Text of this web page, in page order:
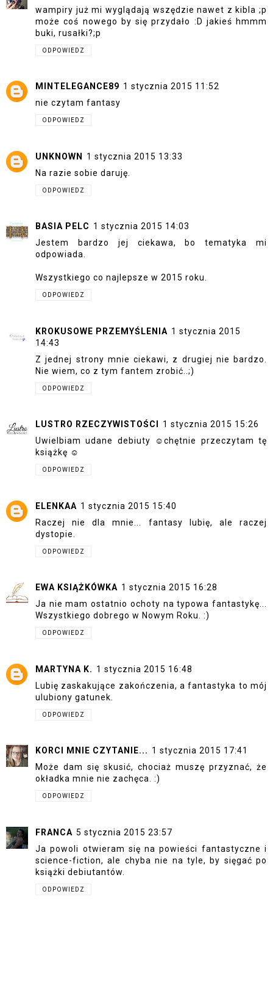
wampiry już mi wyglądają wszędzie nawet z kibla ;p
może coś nowego by się przydało :D jakieś hmmm
buki, rusałki?;p
ODPOWIEDZ
MINTELEGANCE89 1 stycznia 2015 11:52
nie czytam fantasy
ODPOWIEDZ
UNKNOWN
1 stycznia 2015 13:33
Na razie sobie daruję.
ODPOWIEDZ
BASIA PELC 1 stycznia 2015 14:03
Jestem bardzo jej ciekawa, bo tematyka mi
odpowiada.
Wszystkiego co najlepsze w 2015 roku.
ODPOWIEDZ
KROKUSOWE PRZEMYŚLENIA 1 stycznia 2015
14:43
Z jednej strony mnie ciekawi, z drugiej nie bardzo.
Nie wiem, co z tym fantem zrobić..;)
ODPOWIEDZ
LUSTRO RZECZYWISTOŚCI
1 stycznia 2015 15:26
Uwielbiam udane debiuty ☺chętnie przeczytam tę
książkę ☺
ODPOWIEDZ
ELENKAA 1 stycznia 2015 15:40
Raczej nie dla mnie... fantasy lubię, ale raczej
dystopie.
ODPOWIEDZ
EWA KSIĄŻKÓWKA 1 stycznia 2015 16:28
Ja nie mam ostatnio ochoty na typowa fantastykę...
Wszystkiego dobrego w Nowym Roku. :)
ODPOWIEDZ
MARTYNA K. 1 stycznia 2015 16:48
Lubię zaskakujące zakończenia, a fantastyka to mój
ulubiony gatunek.
ODPOWIEDZ
KORCI MNIE CZYTANIE... 1 stycznia 2015 17:41
Może dam się skusić, chociaż muszę przyznać, że
okładka mnie nie zachęca. :)
ODPOWIEDZ
FRANCA 5 stycznia 2015 23:57
Ja powoli otwieram się na powieści fantastyczne i
science-fiction, ale chyba nie na tyle, by sięgać po
książki debiutantów.
ODPOWIEDZ